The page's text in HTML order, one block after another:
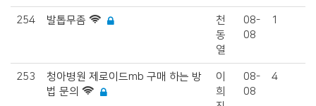
254 발톱무좀
천
동
열
08-
08
1
253
청아병원 제로이드mb 구매 하는 방
법 문의
이
희
08-
08
4